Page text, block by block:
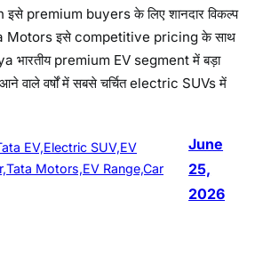
premium buyers के लिए शानदार विकल्प
Motors इसे competitive pricing के साथ
भारतीय premium EV segment में बड़ा
वाले वर्षों में सबसे चर्चित electric SUVs में
EV,Electric SUV,EV
Motors,EV Range,Car
June
25,
2026